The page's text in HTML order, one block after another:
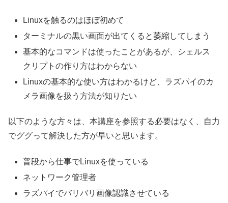
Linuxを触るのはほぼ初めて
ターミナルの黒い画面が出てくると萎縮してしまう
基本的なコマンドは使ったことがあるが、シェルス
クリプトの作り方はわからない
Linuxの基本的な使い方はわかるけど、ラズパイのカ
メラ画像を扱う方法が知りたい
以下のような方々は、本講座を参照する必要はなく、自力
でググって解決した方が早いと思います。
普段から仕事でLinuxを使っている
ネットワーク管理者
ラズパイでバリバリ画像認識させている